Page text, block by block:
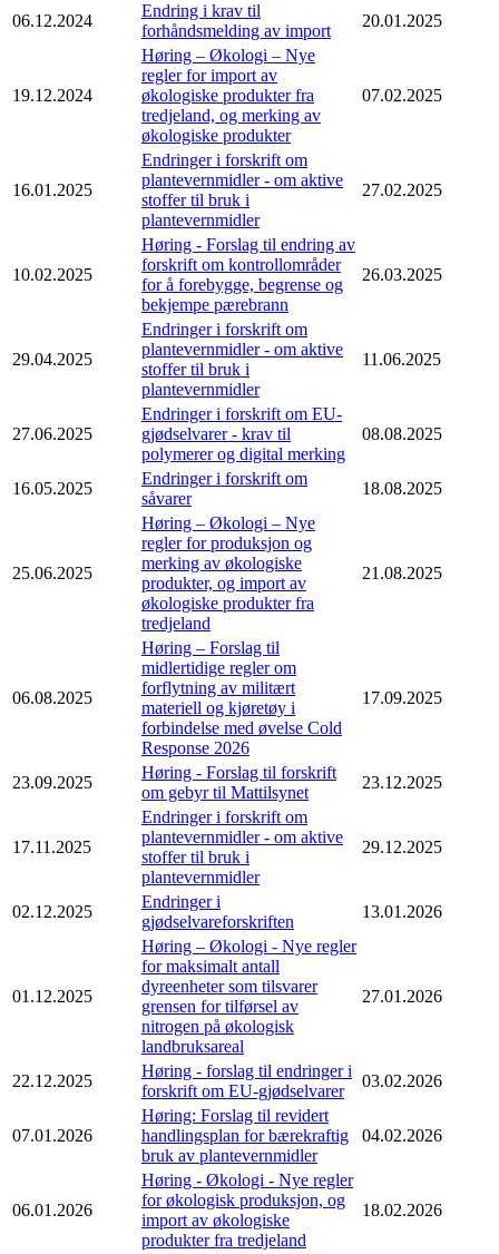
06.12.2024
Endring i krav til
forhåndsmelding av import
20.01.2025
19.12.2024
Høring – Økologi – Nye
regler for import av
økologiske produkter fra
tredjeland, og merking av
økologiske produkter
07.02.2025
16.01.2025
Endringer i forskrift om
plantevernmidler - om aktive
stoffer til bruk i
plantevernmidler
27.02.2025
10.02.2025
Høring - Forslag til endring av
forskrift om kontrollområder
for å forebygge, begrense og
bekjempe pærebrann
26.03.2025
29.04.2025
Endringer i forskrift om
plantevernmidler - om aktive
stoffer til bruk i
plantevernmidler
11.06.2025
27.06.2025
Endringer i forskrift om EU-
gjødselvarer - krav til
polymerer og digital merking
08.08.2025
16.05.2025
Endringer i forskrift om
såvarer
18.08.2025
25.06.2025
Høring – Økologi – Nye
regler for produksjon og
merking av økologiske
produkter, og import av
økologiske produkter fra
tredjeland
21.08.2025
06.08.2025
Høring – Forslag til
midlertidige regler om
forflytning av militært
materiell og kjøretøy i
forbindelse med øvelse Cold
Response 2026
17.09.2025
23.09.2025
Høring - Forslag til forskrift
om gebyr til Mattilsynet
23.12.2025
17.11.2025
Endringer i forskrift om
plantevernmidler - om aktive
stoffer til bruk i
plantevernmidler
29.12.2025
02.12.2025
Endringer i
gjødselvareforskriften
13.01.2026
01.12.2025
Høring – Økologi - Nye regler
for maksimalt antall
dyreenheter som tilsvarer
grensen for tilførsel av
nitrogen på økologisk
landbruksareal
27.01.2026
22.12.2025
Høring - forslag til endringer i
forskrift om EU-gjødselvarer
03.02.2026
07.01.2026
Høring: Forslag til revidert
handlingsplan for bærekraftig
bruk av plantevernmidler
04.02.2026
06.01.2026
Høring - Økologi - Nye regler
for økologisk produksjon, og
import av økologiske
produkter fra tredjeland
18.02.2026